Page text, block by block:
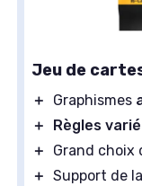
Jeu de
＋ Graphismes
＋
Règles
＋
Grand choix
＋ Support de